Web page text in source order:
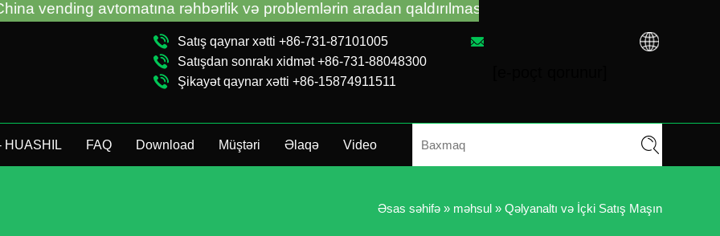
Satış qaynar xətti +86-731-87101005
Satışdan sonrakı xidmət +86-731-88048300
Şikayət qaynar xətti +86-15874911511
HUASHIL FAQ Download Müştəri Əlaqə Video
Əsas səhifə » məhsul » Qəlyanaltı və İçki Satış Maşın
avtomatına rəhbərlik və problemlərin aradan qaldırılması üçün sizə dəstək verəcək. Bizə zəng